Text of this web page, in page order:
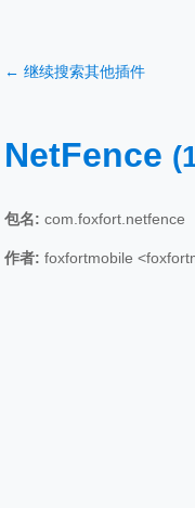
← 继续搜索其他插件
NetFence
包名: com.foxfort.netfence
作者: foxfortmobile